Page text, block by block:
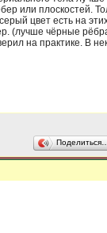
или плоскостей.
цвет есть на
(лучше чёрные
на практике. В
Поделиться…